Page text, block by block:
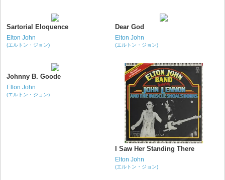
Sartorial Eloquence
Elton John
(エルトン・ジョン)
Dear God
Elton John
(エルトン・ジョン)
Johnny B. Goode
Elton John
(エルトン・ジョン)
I Saw Her Standing There
Elton John
(エルトン・ジョン)